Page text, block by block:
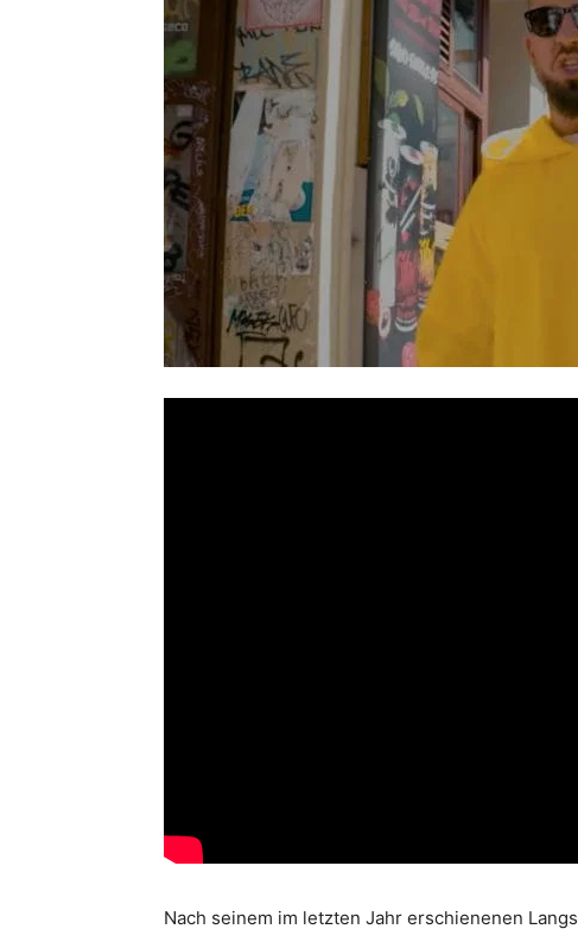
Nach seinem im letzten Jahr erschienenen